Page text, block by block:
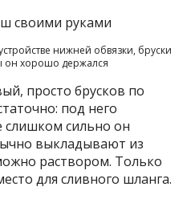
нижней обвязки, бруски
он хорошо держался
просто брусков по
под него
слишком сильно он
выкладывают из
раствором. Только
для сливного шланга.